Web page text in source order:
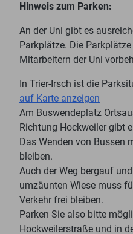
Hinweis zum Parken:
An der Uni gibt es
Parkplätze. Die
Mitarbeitern der Uni
In Trier-Irsch ist die
auf Karte anzeigen
Am Buswendeplatz
Richtung Hockweiler gibt
Das Wenden von Bussen
bleiben.
Auch der Weg bergauf
umzäunten Wiese muss
Verkehr frei bleiben.
Parken Sie also bitte
Hockweilerstraße und in